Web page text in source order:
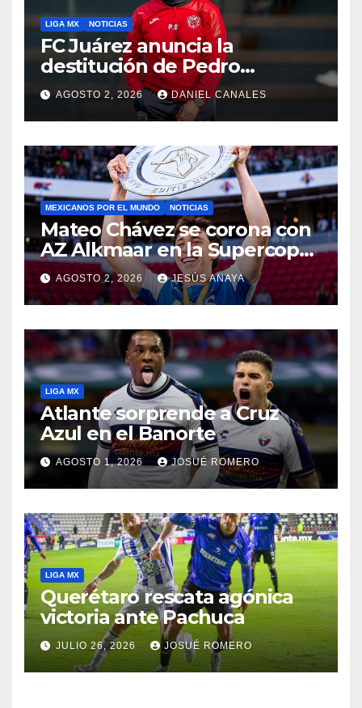
LIGA MX NOTICIAS
FC Juárez anuncia la
destitución de Pedro
Caixinha
AGOSTO 2, 2026 DANIEL CANALES
MEXICANOS POR EL MUNDO NOTICIAS
Mateo Chávez se corona con
AZ Alkmaar en la Supercopa
de Países Bajos
AGOSTO 2, 2026 JESÚS ANAYA
LIGA MX
Atlante sorprende a Cruz
Azul en el Banorte
AGOSTO 1, 2026 JOSUÉ ROMERO
LIGA MX
Querétaro rescata agónica
victoria ante Pachuca
JULIO 26, 2026 JOSUÉ ROMERO